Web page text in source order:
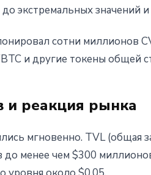
экстремальных значений
сотни миллионов
и другие токены общей
и реакция рынка
мгновенно. TVL
менее чем $300